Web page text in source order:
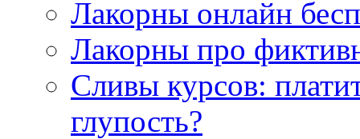
Лакорны онлайн
Лакорны про
Сливы курсов:
глупость?